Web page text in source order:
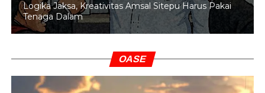
Logika Jaksa, Kreativitas Amsal Sitepu Harus Pakai
Tenaga Dalam
OASE